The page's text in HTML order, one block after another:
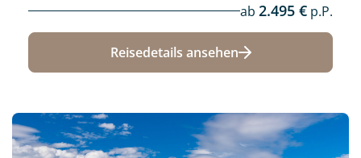
ab 2.495 € p.P.
Reisedetails ansehen
Neu